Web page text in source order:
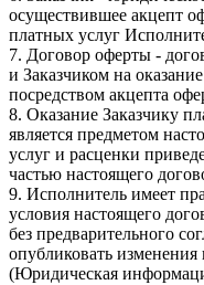
осуществившее акцепт
платных услуг
7. Договор оферты -
и Заказчиком на
посредством акцепта
8. Оказание Заказчику
является предметом
услуг и расценки
частью настоящего
9. Исполнитель имеет
условия настоящего
без предварительного
опубликовать изменения
(Юридическая